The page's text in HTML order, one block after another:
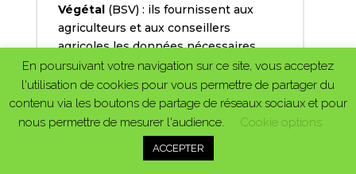
Végétal(BSV) : ils fournissent aux
agriculteurs et aux conseillers
agricoles les données nécessaires
pour limiter l’application desproduits
phytoaux parcelles menacées par des
bio-agresseurs.
Ces bulletins favorisent l’agriculture
raisonnée, l’arrêt de la systématisation
des traitements, l’adaptation des
En poursuivant votre navigation sur ce site, vous acceptez
l'utilisation de cookies pour vous permettre de partager du
contenu via les boutons de partage de réseaux sociaux et pour
nous permettre de mesurer l'audience.
Cookie options
ACCEPTER